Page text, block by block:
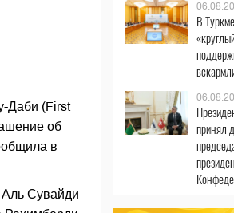
Даби (First
об
в
Сувайди
В
принял